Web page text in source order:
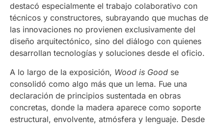
destacó especialmente el trabajo colaborativo con
técnicos y constructores, subrayando que muchas de
las innovaciones no provienen exclusivamente del
diseño arquitectónico, sino del diálogo con quienes
desarrollan tecnologías y soluciones desde el oficio.
A lo largo de la exposición, Wood is Good se
consolidó como algo más que un lema. Fue una
declaración de principios sustentada en obras
concretas, donde la madera aparece como soporte
estructural, envolvente, atmósfera y lenguaje. Desde